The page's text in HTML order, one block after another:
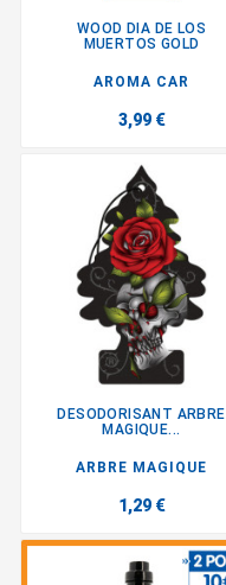
WOOD DIA DE LOS
MUERTOS GOLD
AROMA CAR
3,99 €
DESODORISANT ARBRE
MAGIQUE...
ARBRE MAGIQUE
1,29 €